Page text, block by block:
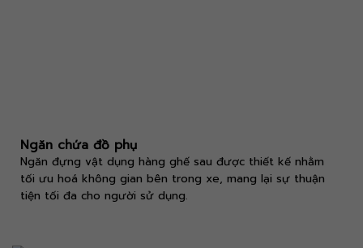
Ngăn chứa đồ phụ
Ngăn đựng vật dụng hàng ghế sau được thiết kế nhằm
tối ưu hoá không gian bên trong xe, mang lại sự thuận
tiện tối đa cho người sử dụng.